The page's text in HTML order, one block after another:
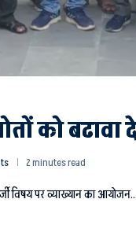
को बढावा
2 minutes read
विषय पर व्याख्यान का आयोजन…